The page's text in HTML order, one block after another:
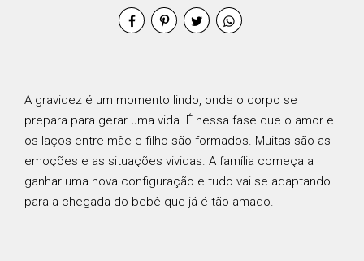
A gravidez é um momento lindo, onde o corpo se
prepara para gerar uma vida. É nessa fase que o amor e
os laços entre mãe e filho são formados. Muitas são as
emoções e as situações vividas. A família começa a
ganhar uma nova configuração e tudo vai se adaptando
para a chegada do bebê que já é tão amado.